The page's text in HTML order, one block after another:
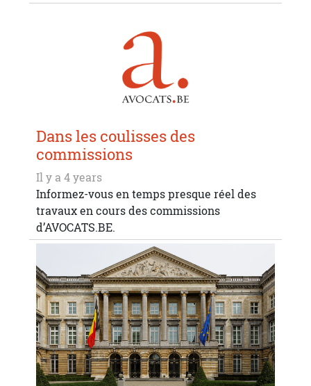
Dans les coulisses des
commissions
Il y a 4 years
Informez-vous en temps presque réel des
travaux en cours des commissions
d’AVOCATS.BE.